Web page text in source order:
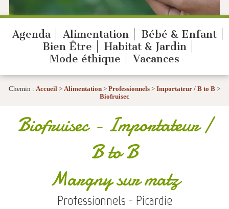
Agenda Alimentation
Bébé & Enfant
Bien Être
Habitat & Jardin
Mode éthique
Vacances
Chemin : Accueil > Alimentation > Professionnels > Importateur / B to B >
Biofruisec
Biofruisec- Importateur /
B to B
Margny sur matz
Professionnels - Picardie